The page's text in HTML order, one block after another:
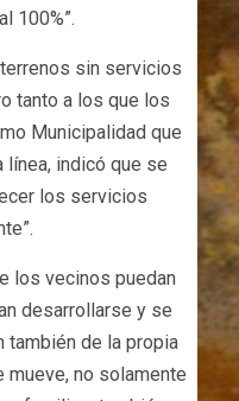
100%”.
sin servicios
tanto a los que los
Municipalidad que
línea, indicó que se
los servicios
los vecinos puedan
desarrollarse y se
también de la propia
no solamente